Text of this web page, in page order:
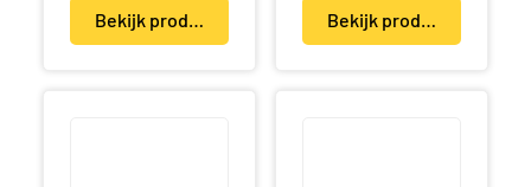
Bekijk product(en) Bekijk product(en)